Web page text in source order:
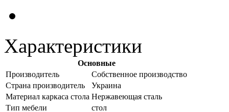
Характеристики
Основные
Производитель
Собственное производство
Страна производитель
Украина
Материал каркаса стола Нержавеющая сталь
Тип мебели
стол